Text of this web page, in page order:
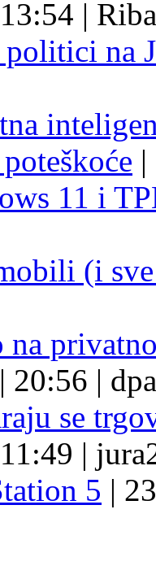
13:54 | Riba
politici na
|
11 i
(i
na
| 20:56 |
se
11:49 |
5 |